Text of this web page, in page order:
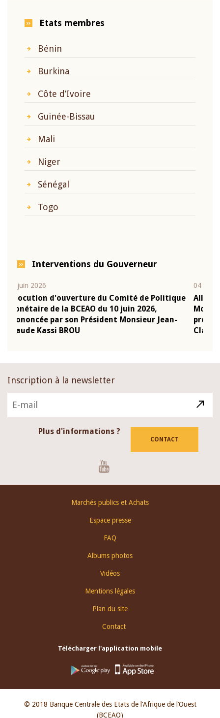
Etats membres
Bénin
Burkina
Côte d’Ivoire
Guinée-Bissau
Mali
Niger
Sénégal
Togo
Interventions du Gouverneur
04 mars 2026
Allocution d'ouverture du Comité de Politique
Monétaire de la BCEAO du 4 mars 2026,
prononcée par son Président Monsieur Jean-
Claude Kassi BROU
Inscription à la newsletter
Plus d'informations ?
CONTACT
Marchés publics et Achats
Espace presse
FAQ
Albums photos
Vidéos
Mentions légales
Plan du site
Contact
Télécharger l'application mobile
© 2018 Banque Centrale des Etats de l’Afrique de l’Ouest
(BCEAO)